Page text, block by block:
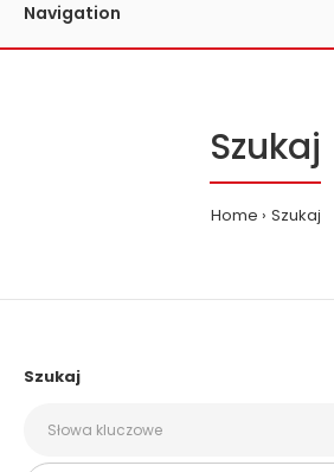
Navigation
Szukaj
Home Szukaj
Szukaj